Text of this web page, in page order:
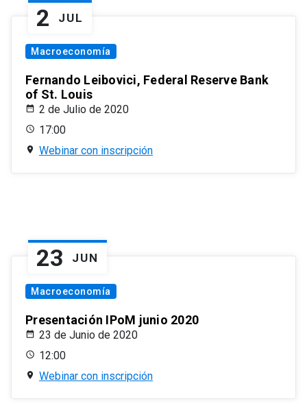
2 JUL
Macroeconomía
Fernando Leibovici, Federal Reserve Bank
of St. Louis
2 de Julio de 2020
17:00
Webinar con inscripción
23 JUN
Macroeconomía
Presentación IPoM junio 2020
23 de Junio de 2020
12:00
Webinar con inscripción